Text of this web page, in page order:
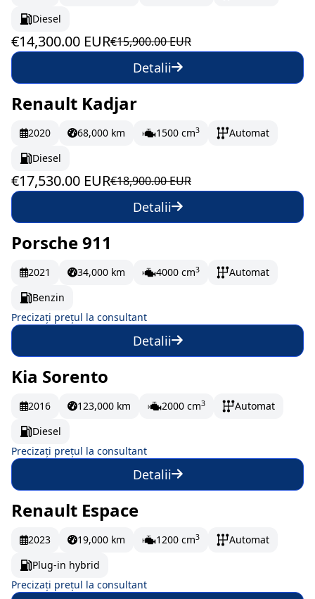
Diesel
€14,300.00 EUR€15,900.00 EUR
Detalii
În stoc 292.17 EUR/lună
Renault Kadjar
2020 68,000 km 1500 cm3
Automat
Diesel
€17,530.00 EUR€18,900.00 EUR
Detalii
La comandă
Porsche 911
2021 34,000 km 4000 cm3
Automat
Benzin
Precizați prețul la consultant
Detalii
La comandă
Kia Sorento
2016 123,000 km 2000 cm3
Automat
Diesel
Precizați prețul la consultant
Detalii
La comandă
Renault Espace
2023 19,000 km 1200 cm3
Automat
Plug-in hybrid
Precizați prețul la consultant